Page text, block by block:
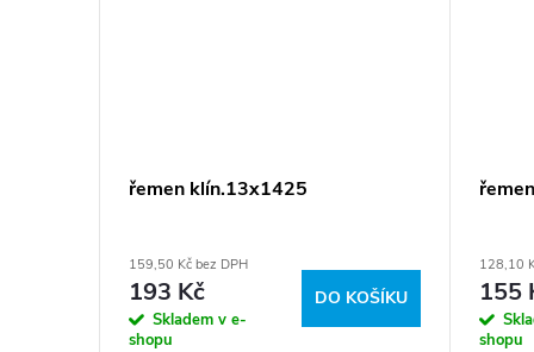
řemen klín.13x1425
159,50 Kč bez DPH
193 Kč
Skladem v e-
shopu
DO KOŠÍKU
128,10
155
shopu